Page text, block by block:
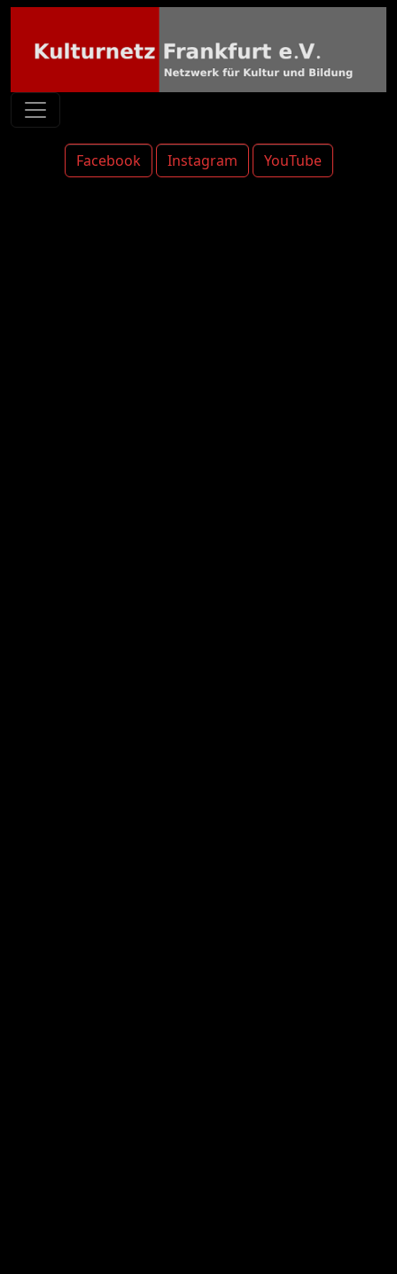
Facebook Instagram YouTube